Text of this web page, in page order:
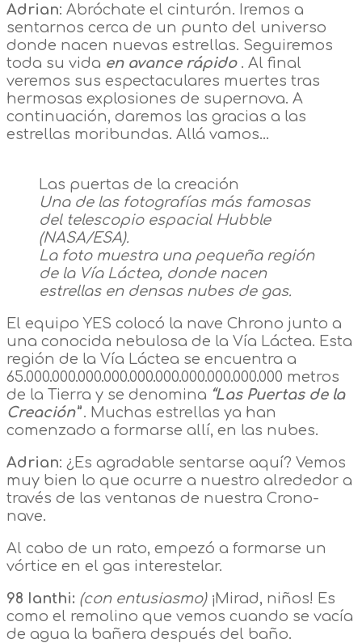
Adrian: Abróchate el cinturón. Iremos a
sentarnos cerca de un punto del universo
donde nacen nuevas estrellas. Seguiremos
toda su vida en avance rápido . Al final
veremos sus espectaculares muertes tras
hermosas explosiones de supernova. A
continuación, daremos las gracias a las
estrellas moribundas. Allá vamos…
Las puertas de la creación
Una de las fotografías más famosas
del telescopio espacial Hubble
(NASA/ESA).
La foto muestra una pequeña región
de la Vía Láctea, donde nacen
estrellas en densas nubes de gas.
El equipo YES colocó la nave Chrono junto a
una conocida nebulosa de la Vía Láctea. Esta
región de la Vía Láctea se encuentra a
65.000.000.000.000.000.000.000.000.000.000 metros
de la Tierra y se denomina “Las Puertas de la
Creación” . Muchas estrellas ya han
comenzado a formarse allí, en las nubes.
Adrian: ¿Es agradable sentarse aquí? Vemos
muy bien lo que ocurre a nuestro alrededor a
través de las ventanas de nuestra Crono-
nave.
Al cabo de un rato, empezó a formarse un
vórtice en el gas interestelar.
98 Ianthi: (con entusiasmo)¡Mirad, niños! Es
como el remolino que vemos cuando se vacía
de agua la bañera después del baño.